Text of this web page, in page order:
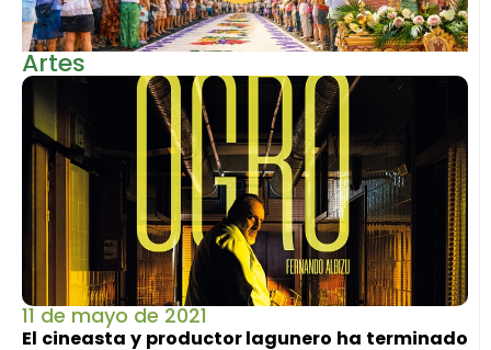
Artes
11 de mayo de 2021
El cineasta y productor lagunero ha terminado